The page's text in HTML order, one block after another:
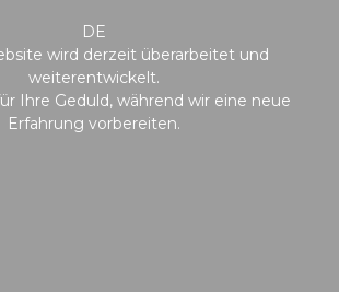
DE
wird derzeit überarbeitet und
weiterentwickelt.
Ihre Geduld, während wir eine neue
Erfahrung vorbereiten.